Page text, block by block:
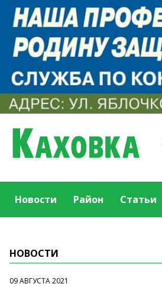
Новости Район Статьи
НОВОСТИ
09 АВГУСТА 2021